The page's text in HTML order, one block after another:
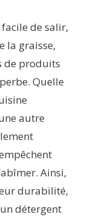
facile de salir,
la graisse,
de produits
Quelle
autre
Ainsi,
durabilité,
détergent